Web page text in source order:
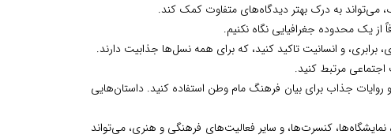
می‌تواند به درک بهتر دیدگاه‌های متفاوت کمک کند.
از یک محدوده جغرافیایی نگاه نکنیم.
برابری، و انسانیت تاکید کنید، که برای همه نسل‌ها جذابیت دارند.
مرتبط کنید.
و روایات جذاب برای بیان فرهنگ مام وطن استفاده کنید. داستان‌هایی
کنسرت‌ها، و سایر فعالیت‌های فرهنگی و هنری، می‌تواند